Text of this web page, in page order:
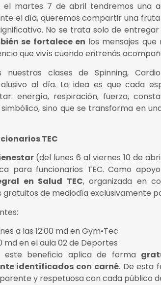
martes 7 de abril tendremos una
el día, queremos compartir una
No se trata solo de
se fortalece en los mensajes que
que vivís cuando entrenás
clases de Spinning,
al día. La idea es que cada
energía, respiración, fuerza,
sino que se transforma en
TEC
(del lunes 6 al viernes 10 de
para funcionarios TEC. Como
en Salud TEC, organizada en
gratuitos de mediodía exclusivamente
a las 12:00 md en Gym•Tec
md en el aula 02 de Deportes
beneficio aplica de forma
identificados con carné. De esta
y respetuosa con cada público